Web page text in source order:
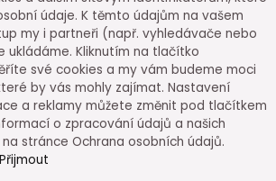
údaje. K těmto údajům na vašem
my i partneři (např. vyhledávače nebo
ukládáme. Kliknutím na tlačítko
své cookies a my vám budeme moci
by vás mohly zajímat. Nastavení
a reklamy můžete změnit pod tlačítkem
o zpracování údajů a našich
stránce Ochrana osobních údajů.
Přijmout